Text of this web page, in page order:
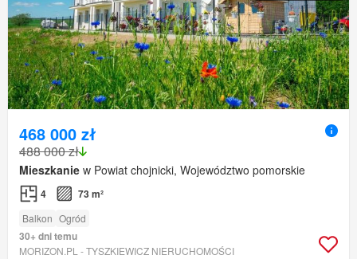
468 000 zł
488 000 zł
Mieszkanie w Powiat chojnicki, Województwo pomorskie
4 73 m²
Balkon Ogród
30+ dni temu
MORIZON.PL - TYSZKIEWICZ NIERUCHOMOŚCI